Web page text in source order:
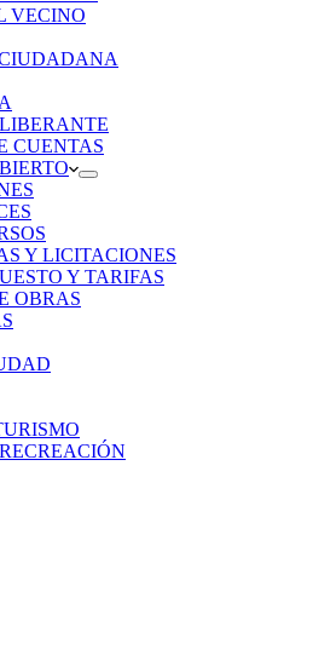
VECINO
CUENTAS
Y LICITACIONES
Y TARIFAS
OBRAS